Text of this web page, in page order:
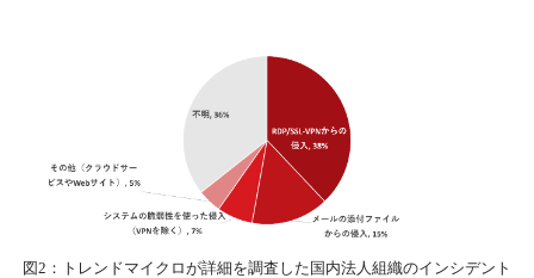
図2：トレンドマイクロが詳細を調査した国内法人組織のインシデント